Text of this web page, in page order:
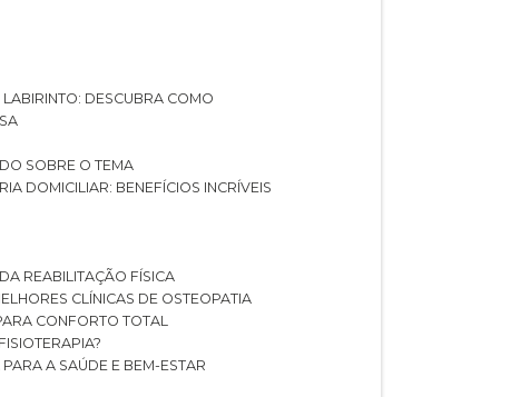
LABIRINTO: DESCUBRA COMO
SOBRE O TEMA
DOMICILIAR: BENEFÍCIOS INCRÍVEIS
REABILITAÇÃO FÍSICA
MELHORES CLÍNICAS DE OSTEOPATIA
CONFORTO TOTAL
PARA A SAÚDE E BEM-ESTAR